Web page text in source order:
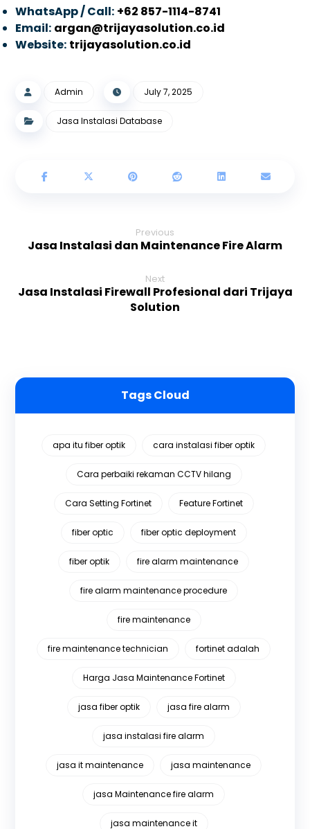
WhatsApp / Call: +62 857-1114-8741
Email: argan@trijayasolution.co.id
Website: trijayasolution.co.id
Admin July 7, 2025
Jasa Instalasi Database
Previous
Jasa Instalasi dan Maintenance Fire Alarm
Next
Jasa Instalasi Firewall Profesional dari Trijaya
Solution
Tags Cloud
apa itu fiber optik cara instalasi fiber optik
Cara perbaiki rekaman CCTV hilang
Cara Setting Fortinet Feature Fortinet
fiber optic fiber optic deployment
fiber optik fire alarm maintenance
fire alarm maintenance procedure
fire maintenance
fire maintenance technician fortinet adalah
Harga Jasa Maintenance Fortinet
jasa fiber optik jasa fire alarm
jasa instalasi fire alarm
jasa it maintenance jasa maintenance
jasa Maintenance fire alarm
jasa maintenance it